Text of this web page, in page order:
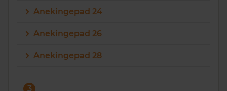
Anekingepad 24
Anekingepad 26
Anekingepad 28
3